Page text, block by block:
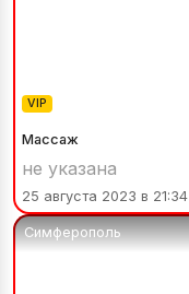
VIP
Массаж
не указана
25 августа 2023 в 21:34
Симферополь